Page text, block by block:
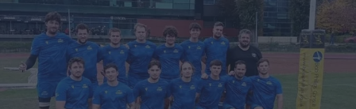
Internazionale
6 Nazioni
United Rugby Championship